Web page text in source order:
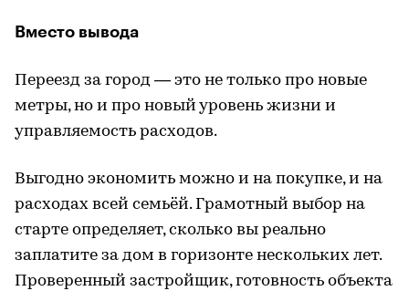
Вместо вывода
Переезд за город — это не только про новые
метры, но и про новый уровень жизни и
управляемость расходов.
Выгодно экономить можно и на покупке, и на
расходах всей семьёй. Грамотный выбор на
старте определяет, сколько вы реально
заплатите за дом в горизонте нескольких лет.
Проверенный застройщик, готовность объекта